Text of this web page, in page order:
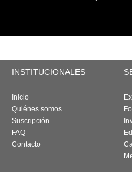
INSTITUCIONALES
Inicio
Quiénes somos
Suscripción
FAQ
Contacto